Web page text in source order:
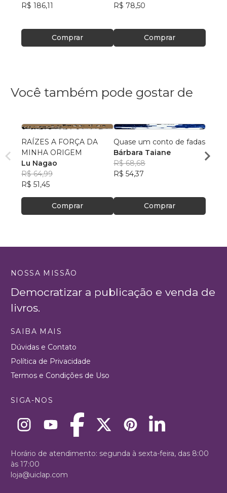
R$ 186,11
Comprar
R$ 78,50
Comprar
Você também pode gostar de
RAÍZES A FORÇA DA
MINHA ORIGEM
Lu Nagao
R$ 64,99
R$ 51,45
Comprar
Quase um conto de fadas
Bárbara Taiane
R$ 68,68
R$ 54,37
Comprar
R$
NOSSA MISSÃO
Democratizar a publicação e venda de
livros.
SAIBA MAIS
Dúvidas e Contato
Política de Privacidade
Termos e Condições de Uso
SIGA-NOS
Horário de atendimento: segunda à sexta-feira, das 8:00
às 17:00
loja@uiclap.com